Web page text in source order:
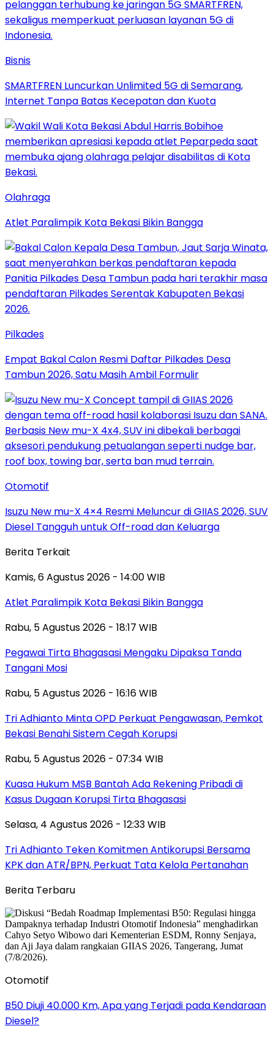
Bisnis
SMARTFREN Luncurkan Unlimited 5G di Semarang,
Internet Tanpa Batas Kecepatan dan Kuota
Olahraga
Atlet Paralimpik Kota Bekasi Bikin Bangga
Pilkades
Empat Bakal Calon Resmi Daftar Pilkades Desa
Tambun 2026, Satu Masih Ambil Formulir
Otomotif
Isuzu New mu-X 4×4 Resmi Meluncur di GIIAS 2026, SUV
Diesel Tangguh untuk Off-road dan Keluarga
Berita Terkait
Kamis, 6 Agustus 2026 - 14:00 WIB
Atlet Paralimpik Kota Bekasi Bikin Bangga
Rabu, 5 Agustus 2026 - 18:17 WIB
Pegawai Tirta Bhagasasi Mengaku Dipaksa Tanda
Tangani Mosi
Rabu, 5 Agustus 2026 - 16:16 WIB
Tri Adhianto Minta OPD Perkuat Pengawasan, Pemkot
Bekasi Benahi Sistem Cegah Korupsi
Rabu, 5 Agustus 2026 - 07:34 WIB
Kuasa Hukum MSB Bantah Ada Rekening Pribadi di
Kasus Dugaan Korupsi Tirta Bhagasasi
Selasa, 4 Agustus 2026 - 12:33 WIB
Tri Adhianto Teken Komitmen Antikorupsi Bersama
KPK dan ATR/BPN, Perkuat Tata Kelola Pertanahan
Berita Terbaru
Otomotif
B50 Diuji 40.000 Km, Apa yang Terjadi pada Kendaraan
Diesel?